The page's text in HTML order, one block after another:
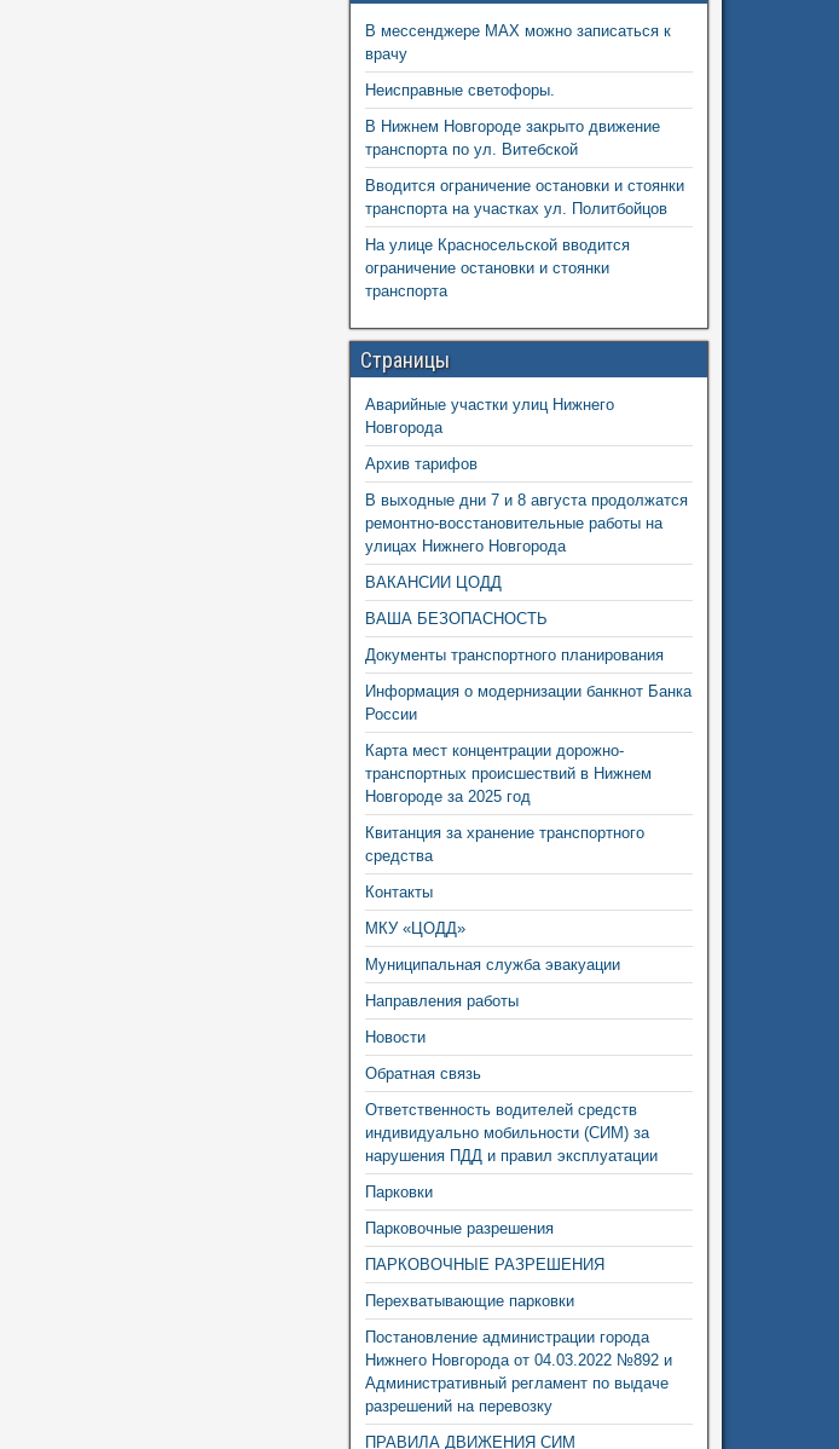
В мессенджере MAX можно записаться к
врачу
Неисправные светофоры.
В Нижнем Новгороде закрыто движение
транспорта по ул. Витебской
Вводится ограничение остановки и стоянки
транспорта на участках ул. Политбойцов
На улице Красносельской вводится
ограничение остановки и стоянки
транспорта
Страницы
Аварийные участки улиц Нижнего
Новгорода
Архив тарифов
В выходные дни 7 и 8 августа продолжатся
ремонтно-восстановительные работы на
улицах Нижнего Новгорода
ВАКАНСИИ ЦОДД
ВАША БЕЗОПАСНОСТЬ
Документы транспортного планирования
Информация о модернизации банкнот Банка
России
Карта мест концентрации дорожно-
транспортных происшествий в Нижнем
Новгороде за 2025 год
Квитанция за хранение транспортного
средства
Контакты
МКУ «ЦОДД»
Муниципальная служба эвакуации
Направления работы
Новости
Обратная связь
Ответственность водителей средств
индивидуально мобильности (СИМ) за
нарушения ПДД и правил эксплуатации
Парковки
Парковочные разрешения
ПАРКОВОЧНЫЕ РАЗРЕШЕНИЯ
Перехватывающие парковки
Постановление администрации города
Нижнего Новгорода от 04.03.2022 №892 и
Административный регламент по выдаче
разрешений на перевозку
ПРАВИЛА ДВИЖЕНИЯ СИМ